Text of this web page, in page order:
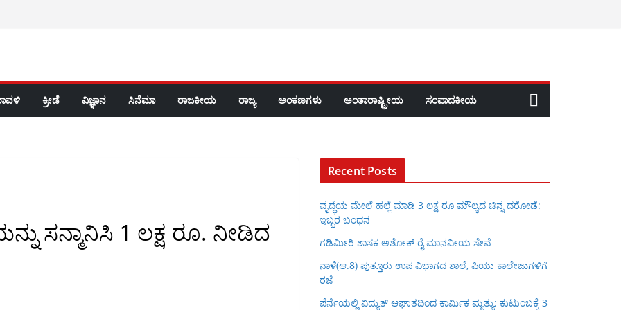
ಕ್ರೀಡೆ ವಿಜ್ಞಾನ ಸಿನೆಮಾ ರಾಜಕೀಯ ರಾಜ್ಯ ಅಂಕಣಗಳು ಅಂತಾರಾಷ್ಟ್ರೀಯ ಸಂಪಾದಕೀಯ
ಸನ್ಮಾನಿಸಿ 1 ಲಕ್ಷ ರೂ. ನೀಡಿದ
Recent Posts
ವೃದ್ಧೆಯ ಮೇಲೆ ಹಲ್ಲೆ ಮಾಡಿ 3 ಲಕ್ಷ ರೂ ಮೌಲ್ಯದ ಚಿನ್ನ ದರೋಡೆ:
ಇಬ್ಬರ ಬಂಧನ
ಗಡಿಮೀರಿ ಶಾಸಕ ಅಶೋಕ್ ರೈ ಮಾನವೀಯ ಸೇವೆ
ನಾಳೆ(ಆ.8) ಪುತ್ತೂರು ಉಪ ವಿಭಾಗದ ಶಾಲೆ, ಪಿಯು ಕಾಲೇಜುಗಳಿಗೆ
ರಜೆ
ಪೆರ್ನೆಯಲ್ಲಿ ವಿದ್ಯುತ್ ಆಘಾತದಿಂದ ಕಾರ್ಮಿಕ ಮೃತ್ಯು: ಕುಟುಂಬಕ್ಕೆ 3